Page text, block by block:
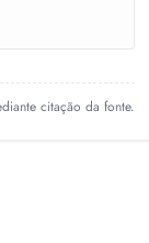
citação da fonte.